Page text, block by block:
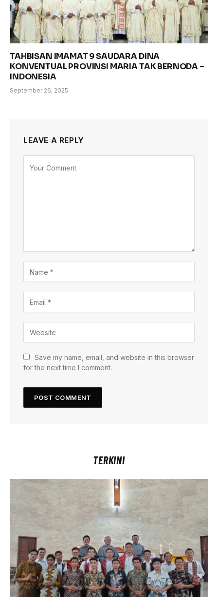
TAHBISAN IMAMAT 9 SAUDARA DINA
KONVENTUAL PROVINSI MARIA TAK BERNODA –
INDONESIA
September 26, 2025
LEAVE A REPLY
Save my name, email, and website in this browser
for the next time I comment.
TERKINI